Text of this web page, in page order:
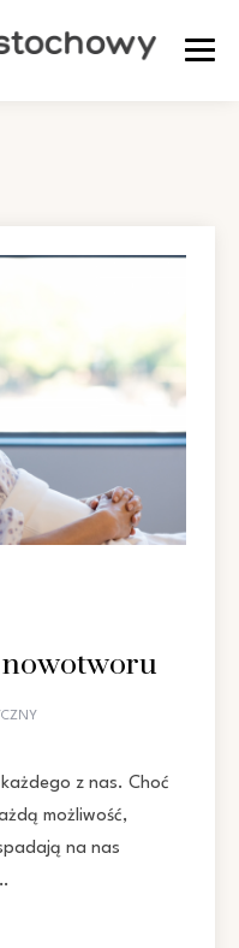
z nas. Choć
możliwość,
na nas